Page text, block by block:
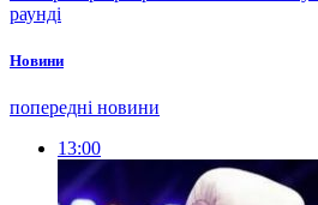
раунді
Новини
попередні новини
13:00